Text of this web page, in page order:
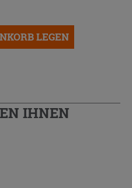
LEGEN
IHNEN